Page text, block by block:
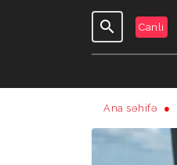
Canlı
Ana səhifə